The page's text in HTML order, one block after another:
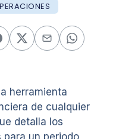
herramienta
de cualquier
detalla los
un periodo